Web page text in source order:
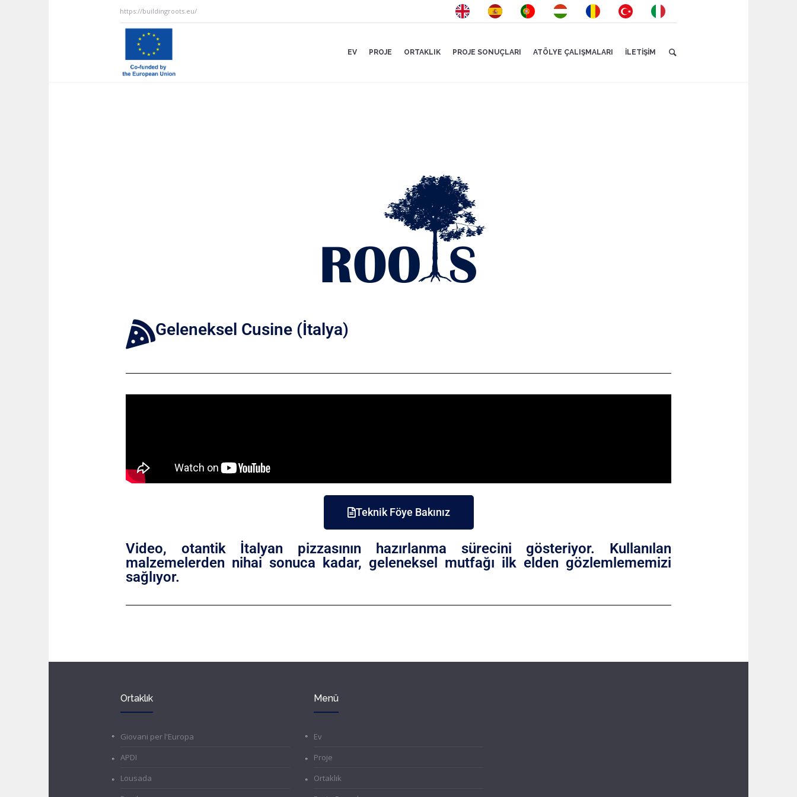
https://buildingroots.eu/
EV PROJE ORTAKLIK PROJE SONUÇLARI ATÖLYE ÇALIŞMALARI İLETIŞIM
Geleneksel Cusine (İtalya)
Teknik Föye Bakınız
Video, otantik İtalyan pizzasının hazırlanma sürecini gösteriyor. Kullanılan
malzemelerden nihai sonuca kadar, geleneksel mutfağı ilk elden gözlemlememizi
sağlıyor.
Ortaklık
Giovani per l'Europa
APDI
Lousada
Menü
Ev
Proje
Ortaklık